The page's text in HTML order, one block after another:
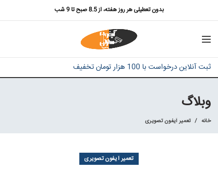
بدون تعطیلی هر روز هفته، از 8.5 صبح تا 9 شب
ثبت آنلاین درخواست با 100 هزار تومان تخفیف
وبلاگ
خانه تعمیر آیفون تصویری
تعمیر آیفون تصویری